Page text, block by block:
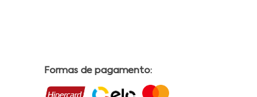
Formas de pagamento: